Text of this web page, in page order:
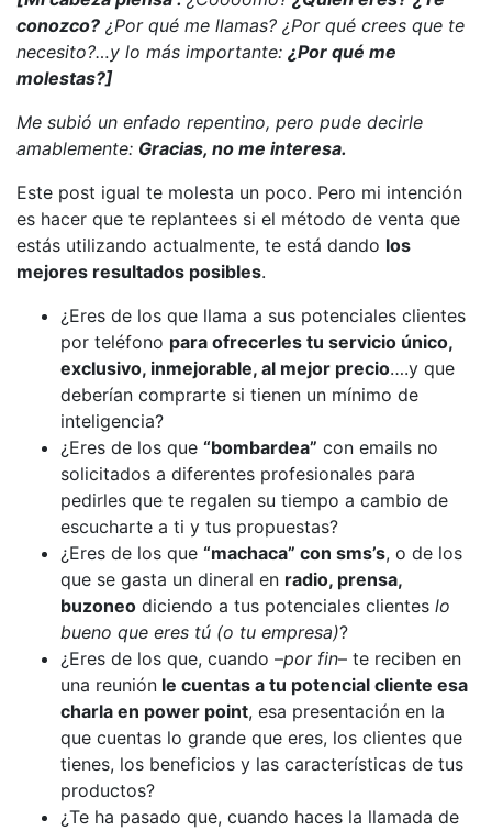
conozco? ¿Por qué me llamas? ¿Por qué crees que te
necesito?…y lo más importante: ¿Por qué me
molestas?]
Me subió un enfado repentino, pero pude decirle
amablemente: Gracias, no me interesa.
Este post igual te molesta un poco. Pero mi intención
es hacer que te replantees si el método de venta que
estás utilizando actualmente, te está dando los
mejores resultados posibles.
¿Eres de los que llama a sus potenciales clientes
por teléfono para ofrecerles tu servicio único,
exclusivo, inmejorable, al mejor precio….y que
deberían comprarte si tienen un mínimo de
inteligencia?
¿Eres de los que “bombardea” con emails no
solicitados a diferentes profesionales para
pedirles que te regalen su tiempo a cambio de
escucharte a ti y tus propuestas?
¿Eres de los que “machaca” con sms’s, o de los
que se gasta un dineral en radio, prensa,
buzoneo diciendo a tus potenciales clientes lo
bueno que eres tú (o tu empresa)?
¿Eres de los que, cuando –por fin– te reciben en
una reunión le cuentas a tu potencial cliente esa
charla en power point, esa presentación en la
que cuentas lo grande que eres, los clientes que
tienes, los beneficios y las características de tus
productos?
¿Te ha pasado que, cuando haces la llamada de